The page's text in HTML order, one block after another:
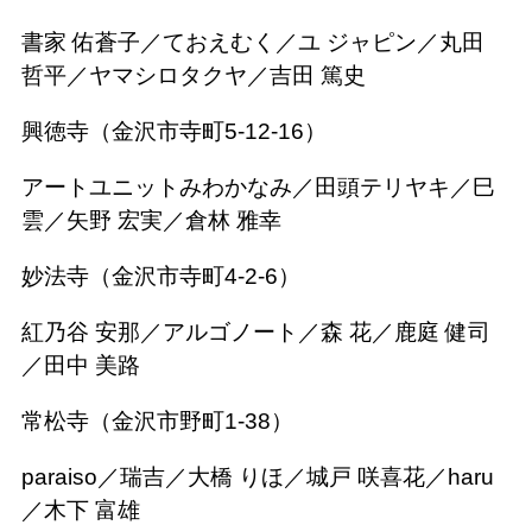
書家 佑蒼子／ておえむく／ユ ジャピン／丸田
哲平／ヤマシロタクヤ／吉田 篤史
興徳寺（金沢市寺町5-12-16）
アートユニットみわかなみ／田頭テリヤキ／巳
雲／矢野 宏実／倉林 雅幸
妙法寺（金沢市寺町4-2-6）
紅乃谷 安那／アルゴノート／森 花／鹿庭 健司
／田中 美路
常松寺（金沢市野町1-38）
paraiso／瑞吉／大橋 りほ／城戸 咲喜花／haru
／木下 富雄